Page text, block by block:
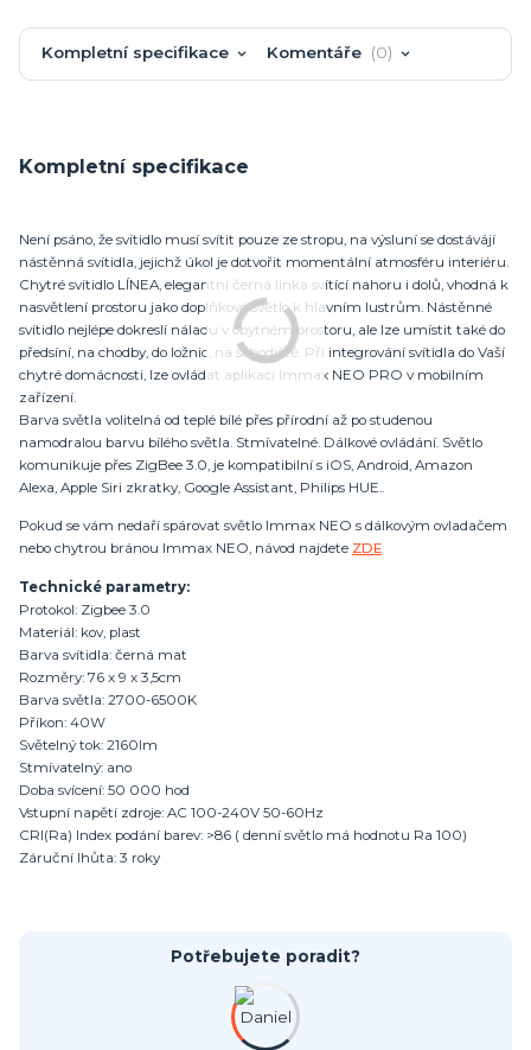
Kompletní specifikace Komentáře 0
Kompletní specifikace
Není psáno, že svítidlo musí svítit pouze ze stropu, na výsluní se dostávájí
nástěnná svítidla, jejichž úkol je dotvořit momentální atmosféru interiéru.
Chytré svítidlo LÍNEA, elegantní černá linka svítící nahoru i dolů, vhodná k
nasvětlení prostoru jako doplňkové světlo k hlavním lustrům. Nástěnné
svítidlo nejlépe dokreslí náladu v obytném prostoru, ale lze umístit také do
předsíní, na chodby, do ložnic, na schodiště. Při integrování svítidla do Vaší
chytré domácnosti, lze ovládat aplikací Immax NEO PRO v mobilním
zařízení.
Barva světla volitelná od teplé bílé přes přírodní až po studenou
namodralou barvu bílého světla. Stmívatelné. Dálkové ovládání. Světlo
komunikuje přes ZigBee 3.0, je kompatibilní s iOS, Android, Amazon
Alexa, Apple Siri zkratky, Google Assistant, Philips HUE..
Pokud se vám nedaří spárovat světlo Immax NEO s dálkovým ovladačem
nebo chytrou bránou Immax NEO, návod najdete ZDE
Technické parametry:
Protokol: Zigbee 3.0
Materiál: kov, plast
Barva svítidla: černá mat
Rozměry: 76 x 9 x 3,5cm
Barva světla: 2700-6500K
Příkon: 40W
Světelný tok: 2160lm
Stmívatelný: ano
Doba svícení: 50 000 hod
Vstupní napětí zdroje: AC 100-240V 50-60Hz
CRI(Ra) Index podání barev: >86 ( denní světlo má hodnotu Ra 100)
Záruční lhůta: 3 roky
Potřebujete poradit?